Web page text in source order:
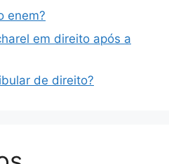
enem?
em direito após a
de direito?